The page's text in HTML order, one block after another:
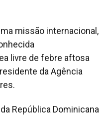
missão internacional,
livre de febre aftosa
da Agência
República Dominicana